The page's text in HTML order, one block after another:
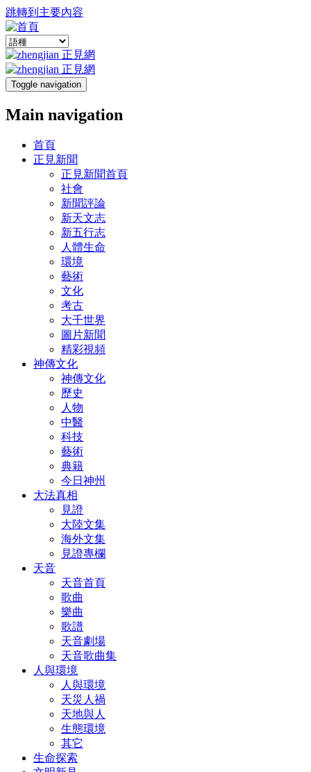
跳轉到主要內容
Toggle navigation
Main navigation
首頁
正見新聞
正見新聞首頁
社會
新聞評論
新天文志
新五行志
人體生命
環境
藝術
文化
考古
大千世界
圖片新聞
精彩視頻
神傳文化
神傳文化
歷史
人物
中醫
科技
藝術
典籍
今日神州
大法真相
見證
大陸文集
海外文集
見證專欄
天音
天音首頁
歌曲
樂曲
歌譜
天音劇場
天音歌曲集
人與環境
人與環境
天災人禍
天地與人
生態環境
其它
生命探索